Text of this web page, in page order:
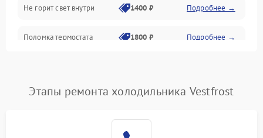
Не горит свет внутри 1400 ₽ Подробнее →
Поломка термостата 1800 ₽ Подробнее →
Поломка системы No Frost 2600 ₽ Подробнее →
Этапы ремонта холодильника Vestfrost